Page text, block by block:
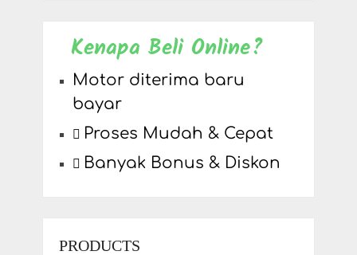
Kenapa Beli Online?
Motor diterima baru
bayar
Proses Mudah & Cepat
Banyak Bonus & Diskon
PRODUCTS